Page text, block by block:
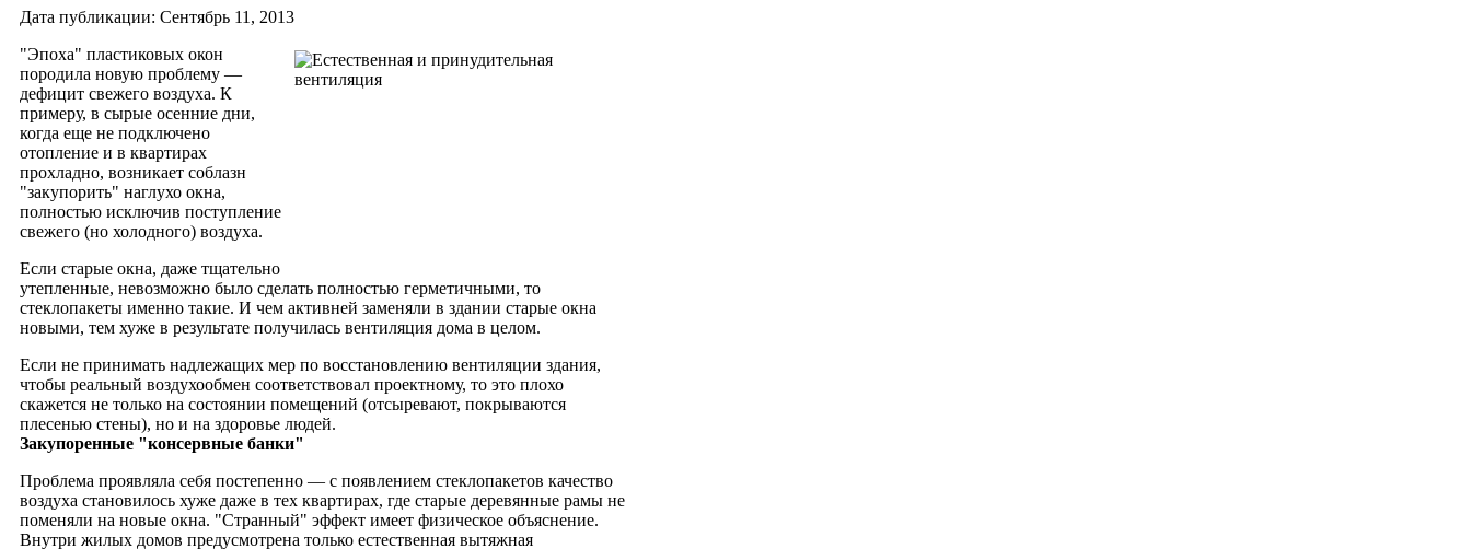
Дата публикации: Сентябрь 11, 2013
"Эпоха" пластиковых окон
породила новую проблему —
дефицит свежего воздуха. К
примеру, в сырые осенние дни,
когда еще не подключено
отопление и в квартирах
прохладно, возникает соблазн
"закупорить" наглухо окна,
полностью исключив поступление
свежего (но холодного) воздуха.
Если старые окна, даже тщательно
утепленные, невозможно было сделать полностью герметичными, то
стеклопакеты именно такие. И чем активней заменяли в здании старые окна
новыми, тем хуже в результате получилась вентиляция дома в целом.
Если не принимать надлежащих мер по восстановлению вентиляции здания,
чтобы реальный воздухообмен соответствовал проектному, то это плохо
скажется не только на состоянии помещений (отсыревают, покрываются
плесенью стены), но и на здоровье людей.
Закупоренные "консервные банки"
Проблема проявляла себя постепенно — с появлением стеклопакетов качество
воздуха становилось хуже даже в тех квартирах, где старые деревянные рамы не
поменяли на новые окна. "Странный" эффект имеет физическое объяснение.
Внутри жилых домов предусмотрена только естественная вытяжная